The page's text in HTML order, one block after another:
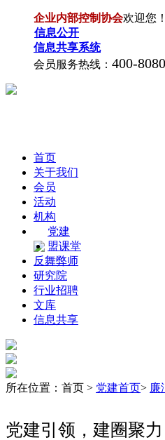
企业内部控制协会欢迎您！
信息公开
信息共享系统
会员服务热线： 400-
首页
关于我们
会员
活动
机构
党建
盟课堂
反舞弊师
研究院
行业招聘
文库
信息共享
所在位置：首页 > 党建首页> 廉
党建引领，建圈聚